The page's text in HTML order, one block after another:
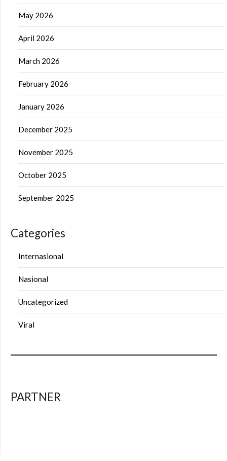
May 2026
April 2026
March 2026
February 2026
January 2026
December 2025
November 2025
October 2025
September 2025
Categories
Internasional
Nasional
Uncategorized
Viral
PARTNER